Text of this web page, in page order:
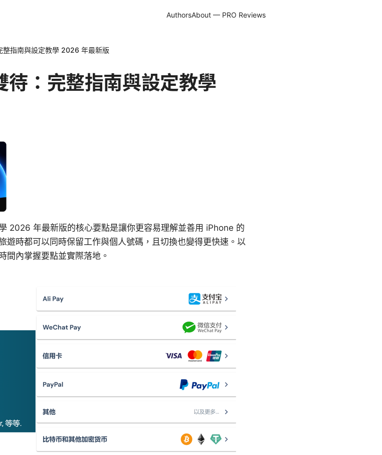
AuthorsAbout — PRO Reviews
指南與設定教學 2026 年最新版
：完整指南與設定教學
2026 年最新版的核心要點是讓你更容易理解並善用 iPhone 的
遊時都可以同時保留工作與個人號碼，且切換也變得更快速。以
間內掌握要點並實際落地。